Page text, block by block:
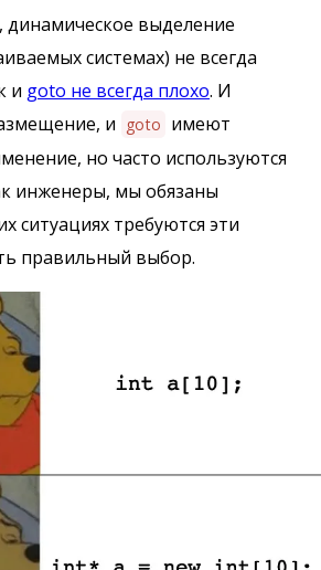
динамическое выделение
системах) не всегда
и goto не всегда плохо. И
и goto имеют
но часто используются
инженеры, мы обязаны
ситуациях требуются эти
правильный выбор.